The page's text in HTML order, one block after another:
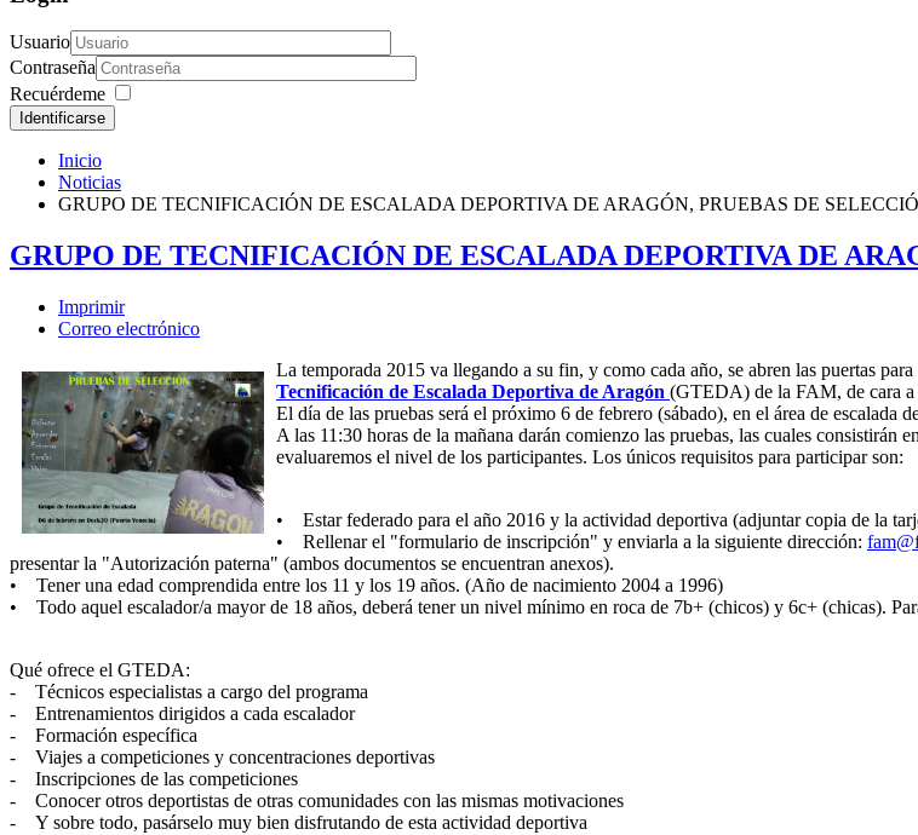
Usuario
Contraseña
Recuérdeme
Identificarse
Inicio
Noticias
GRUPO DE TECNIFICACIÓN DE ESCALADA DEPORTIVA DE ARAGÓN, PRUEBAS DE
GRUPO DE TECNIFICACIÓN DE ESCALADA DEPORTIVA DE
Imprimir
Correo electrónico
La temporada 2015 va llegando a su fin, y como cada año, se abren las puertas
Tecnificación de Escalada Deportiva de Aragón (GTEDA) de la FAM, de cara a
El día de las pruebas será el próximo 6 de febrero (sábado), en el área de
A las 11:30 horas de la mañana darán comienzo las pruebas, las cuales
evaluaremos el nivel de los participantes. Los únicos requisitos para participar son:
• Estar federado para el año 2016 y la actividad deportiva (adjuntar copia de la
• Rellenar el "formulario de inscripción" y enviarla a la siguiente dirección:
presentar la "Autorización paterna" (ambos documentos se encuentran anexos).
• Tener una edad comprendida entre los 11 y los 19 años. (Año de nacimiento 2004 a 1996)
• Todo aquel escalador/a mayor de 18 años, deberá tener un nivel mínimo en roca de 7b+ (chicos) y 6c+ (chicas).
Qué ofrece el GTEDA:
- Técnicos especialistas a cargo del programa
- Entrenamientos dirigidos a cada escalador
- Formación específica
- Viajes a competiciones y concentraciones deportivas
- Inscripciones de las competiciones
- Conocer otros deportistas de otras comunidades con las mismas motivaciones
- Y sobre todo, pasárselo muy bien disfrutando de esta actividad deportiva